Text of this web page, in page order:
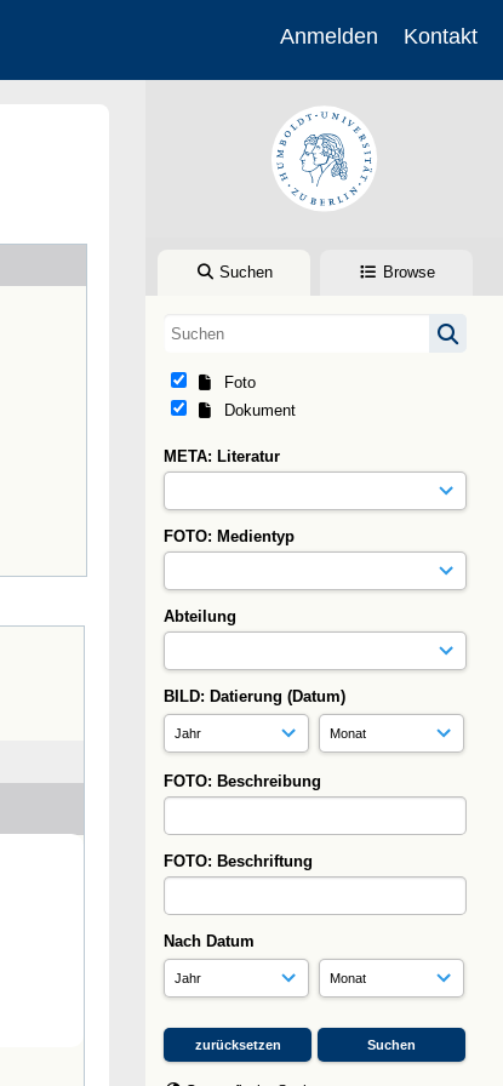
Anmelden Kontakt
Suchen Browse
Foto
Dokument
META: Literatur
FOTO: Medientyp
Abteilung
BILD: Datierung (Datum)
FOTO: Beschreibung
FOTO: Beschriftung
Nach Datum